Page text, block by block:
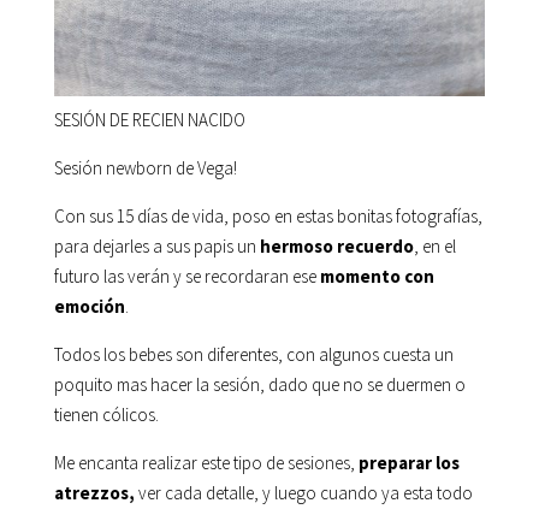
SESIÓN DE RECIEN NACIDO
Sesión newborn de Vega!
Con sus 15 días de vida, poso en estas bonitas fotografías,
para dejarles a sus papis un hermoso recuerdo, en el
futuro las verán y se recordaran ese momento con
emoción.
Todos los bebes son diferentes, con algunos cuesta un
poquito mas hacer la sesión, dado que no se duermen o
tienen cólicos.
Me encanta realizar este tipo de sesiones, preparar los
atrezzos, ver cada detalle, y luego cuando ya esta todo